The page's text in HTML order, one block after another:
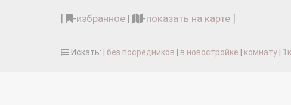
-избранное | -показать на карте
Искать: | без посредников в новостройке комнату 1к.